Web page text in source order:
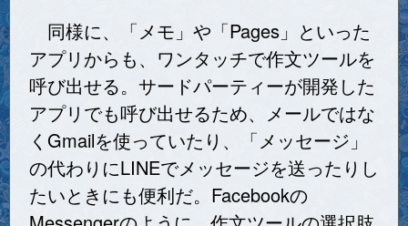
同様に、「メモ」や「Pages」といった
アプリからも、ワンタッチで作文ツールを
呼び出せる。サードパーティーが開発した
アプリでも呼び出せるため、メールではな
くGmailを使っていたり、「メッセージ」
の代わりにLINEでメッセージを送ったりし
たいときにも便利だ。Facebookの